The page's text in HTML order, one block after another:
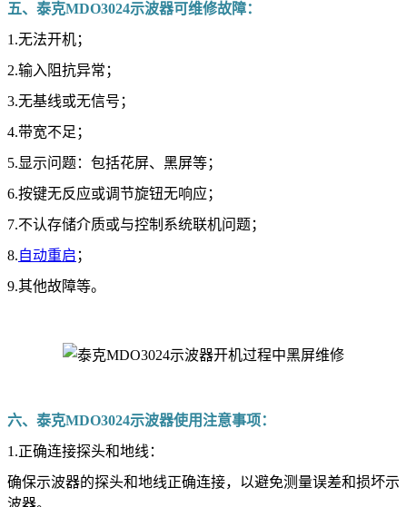
五、泰克MDO3024示波器可维修故障：
1.无法开机；
2.输入阻抗异常；
3.无基线或无信号；
4.带宽不足；
5.显示问题：包括花屏、黑屏等；
6.按键无反应或调节旋钮无响应；
7.不认存储介质或与控制系统联机问题；
8.自动重启 ；
9.其他故障等。
六、泰克MDO3024示波器使用注意事项：
1.正确连接探头和地线：
确保示波器的探头和地线正确连接，以避免测量误差和损坏示